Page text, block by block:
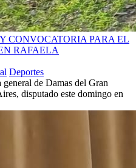
CONVOCATORIA PARA EL
RAFAELA
Deportes
de Damas del Gran
disputado este domingo en